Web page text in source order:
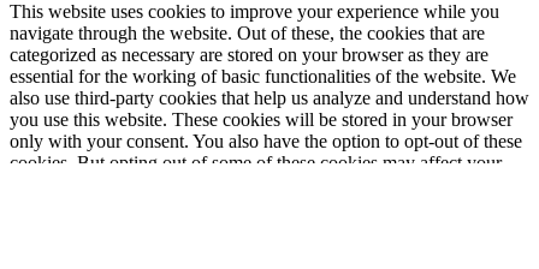
This website uses cookies to improve your experience while you
navigate through the website. Out of these, the cookies that are
categorized as necessary are stored on your browser as they are
essential for the working of basic functionalities of the website. We
also use third-party cookies that help us analyze and understand how
you use this website. These cookies will be stored in your browser
only with your consent. You also have the option to opt-out of these
cookies. But opting out of some of these cookies may affect your